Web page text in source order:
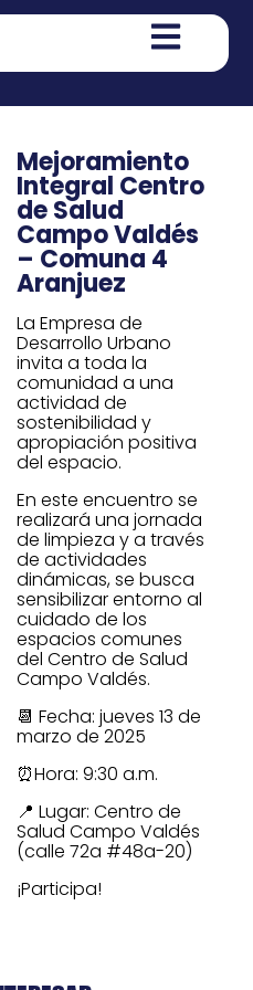
Mejoramiento
Integral Centro
de Salud
Campo Valdés
– Comuna 4
Aranjuez
La Empresa de
Desarrollo Urbano
invita a toda la
comunidad a una
actividad de
sostenibilidad y
apropiación positiva
del espacio.
En este encuentro se
realizará una jornada
de limpieza y a través
de actividades
dinámicas, se busca
sensibilizar entorno al
cuidado de los
espacios comunes
del Centro de Salud
Campo Valdés.
📆 Fecha: jueves 13 de
marzo de 2025
⏰Hora: 9:30 a.m.
📍 Lugar: Centro de
Salud Campo Valdés
(calle 72a #48a-20)
¡Participa!